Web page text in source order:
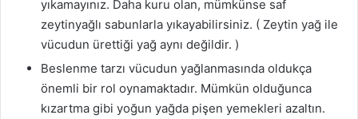
yıkamayınız. Daha kuru olan, mümkünse saf
zeytinyağlı sabunlarla yıkayabilirsiniz. ( Zeytin yağ ile
vücudun ürettiği yağ aynı değildir. )
Beslenme tarzı vücudun yağlanmasında oldukça
önemli bir rol oynamaktadır. Mümkün olduğunca
kızartma gibi yoğun yağda pişen yemekleri azaltın.